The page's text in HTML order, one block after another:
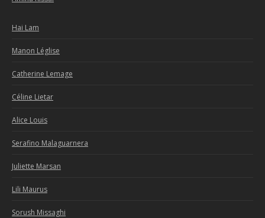
Hai Lam
Manon Léglise
Catherine Lemage
Céline Lietar
Alice Louis
Serafino Malaguarnera
Juliette Marsan
Lili Maurus
Sorush Missaghi